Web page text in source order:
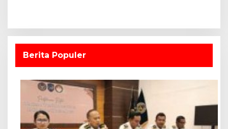
Berita Populer